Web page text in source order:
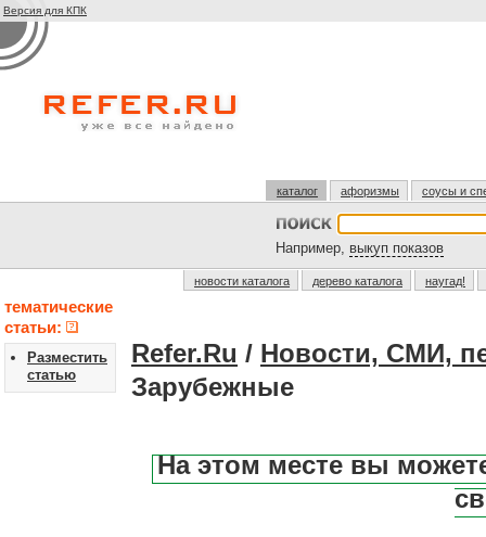
Версия для КПК
каталог афоризмы соусы и
Например, выкуп показов
новости каталога дерево каталога наугад!
тематические
статьи:
Разместить
статью
Refer.Ru / Новости, СМИ,
Зарубежные
На этом месте вы